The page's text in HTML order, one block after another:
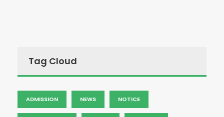
Tag Cloud
ADMISSION NEWS NOTICE